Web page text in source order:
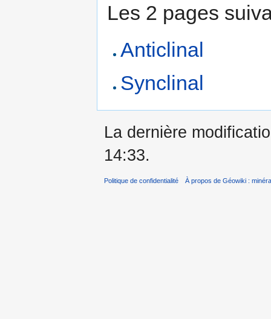
Les 2 pages
Anticlinal
Synclinal
La dernière
14:33.
Politique de confidentialité À propos de Géowiki :